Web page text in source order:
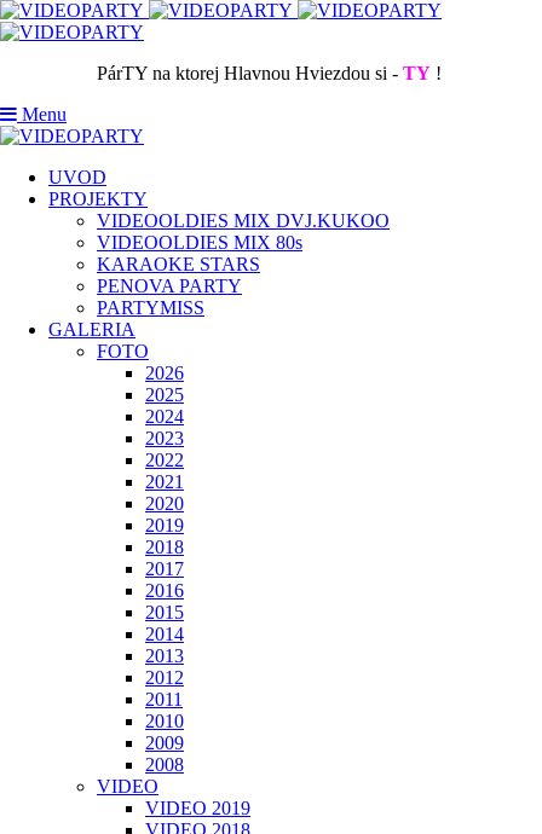
PárTY na ktorej Hlavnou Hviezdou si - TY !
Menu
UVOD
PROJEKTY
VIDEOOLDIES MIX DVJ.KUKOO
VIDEOOLDIES MIX 80s
KARAOKE STARS
PENOVA PARTY
PARTYMISS
GALERIA
FOTO
2026
2025
2024
2023
2022
2021
2020
2019
2018
2017
2016
2015
2014
2013
2012
2011
2010
2009
2008
VIDEO
VIDEO 2019
VIDEO 2018